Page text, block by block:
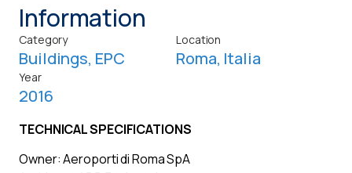
Information
Category
Buildings, EPC
Location
Roma, Italia
Year
2016
TECHNICAL SPECIFICATIONS
Owner: Aeroporti di Roma SpA